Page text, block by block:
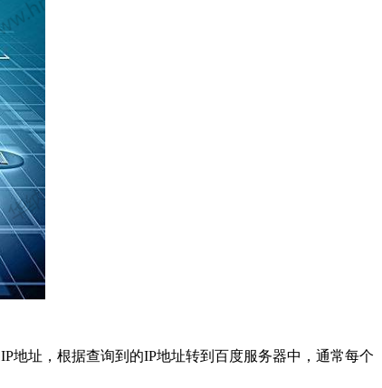
地址，根据查询到的IP地址转到百度服务器中，通常每个